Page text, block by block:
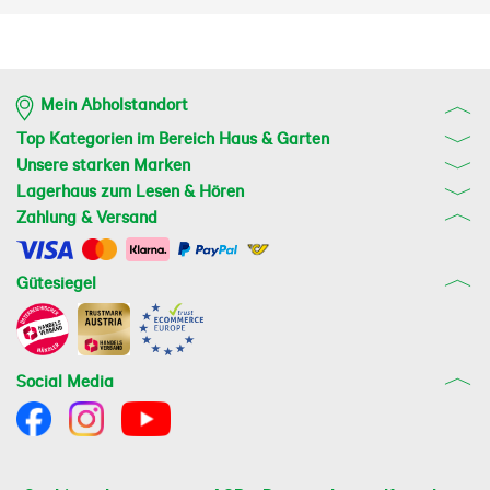
Mein Abholstandort
Top Kategorien im Bereich Haus & Garten
Unsere starken Marken
Lagerhaus zum Lesen & Hören
Zahlung & Versand
Gütesiegel
Social Media